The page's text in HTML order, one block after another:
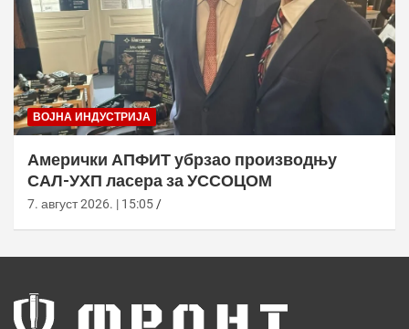
ВОЈНА ИНДУСТРИЈА
Амерички АПФИТ убрзао производњу
САЛ-УХП ласера за УССОЦОМ
7. август 2026. | 15:05